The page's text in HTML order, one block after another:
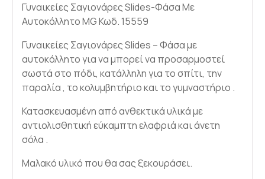
Γυναικείες Σαγιονάρες Slides-Φάσα Με
Αυτοκόλλητο MG Κωδ. 15559
Γυναικείες Σαγιονάρες Slides – Φάσα με
αυτοκόλλητο για να μπορεί να προσαρμοστεί
σωστά στο πόδι, κατάλληλη για το σπίτι, την
παραλία , το κολυμβητήριο και το γυμναστήριο .
Κατασκευασμένη από ανθεκτικά υλικά με
αντιολισθητική εύκαμπτη ελαφριά και άνετη
σόλα .
Μαλακό υλικό που θα σας ξεκουράσει.